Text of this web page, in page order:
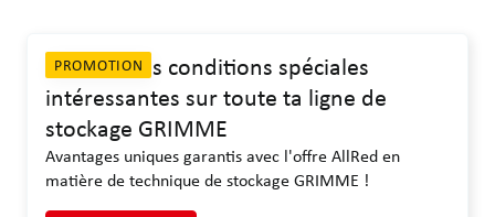
PROMOTION
AllRed : des conditions spéciales
intéressantes sur toute ta ligne de
stockage GRIMME
Avantages uniques garantis avec l'offre AllRed en
matière de technique de stockage GRIMME !